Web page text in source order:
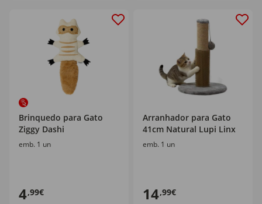
Brinquedo para Gato
Ziggy Dashi
emb. 1 un
4,99€
Arranhador para Gato
41cm Natural Lupi Linx
emb. 1 un
14,99€